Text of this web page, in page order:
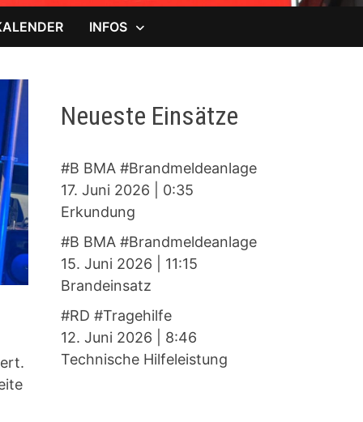
INFOS
Neueste Einsätze
#B BMA #Brandmeldeanlage
17. Juni 2026
0:35
Erkundung
#B BMA #Brandmeldeanlage
15. Juni 2026
11:15
Brandeinsatz
#RD #Tragehilfe
12. Juni 2026
8:46
Technische Hilfeleistung